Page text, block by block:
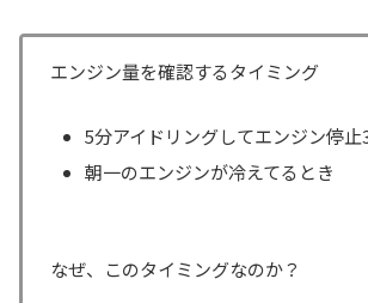
エンジン量を確認するタイミング
5分アイドリングしてエンジン停止
朝一のエンジンが冷えてるとき
なぜ、このタイミングなのか？